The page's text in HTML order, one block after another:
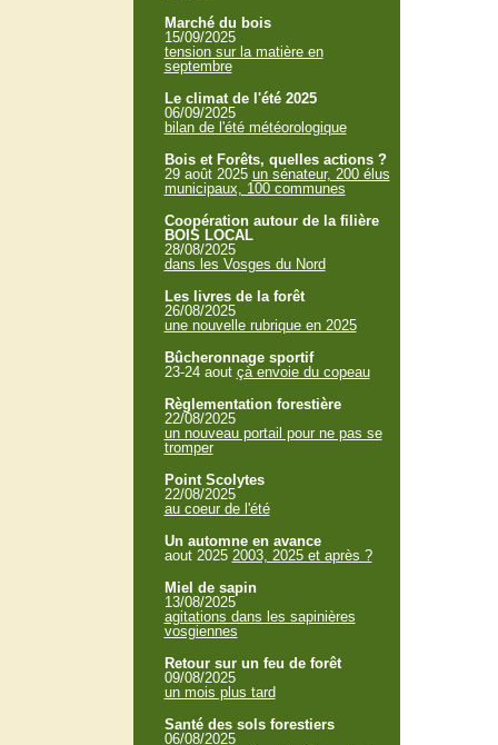
Marché du bois
15/09/2025
tension sur la matière en
septembre
Le climat de l'été 2025
06/09/2025
bilan de l'été météorologique
Bois et Forêts, quelles actions ?
29 août 2025 un sénateur, 200 élus
municipaux, 100 communes
Coopération autour de la filière
BOIS LOCAL
28/08/2025
dans les Vosges du Nord
Les livres de la forêt
26/08/2025
une nouvelle rubrique en 2025
Bûcheronnage sportif
23-24 aout çà envoie du copeau
Règlementation forestière
22/08/2025
un nouveau portail pour ne pas se
tromper
Point Scolytes
22/08/2025
au coeur de l'été
Un automne en avance
aout 2025 2003, 2025 et après ?
Miel de sapin
13/08/2025
agitations dans les sapinières
vosgiennes
Retour sur un feu de forêt
09/08/2025
un mois plus tard
Santé des sols forestiers
06/08/2025